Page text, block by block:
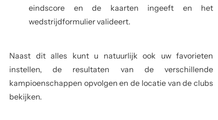
eindscore en de kaarten ingeeft en het
wedstrijdformulier valideert.
Naast dit alles kunt u natuurlijk ook uw favorieten
instellen, de resultaten van de verschillende
kampioenschappen opvolgen en de locatie van de clubs
bekijken.